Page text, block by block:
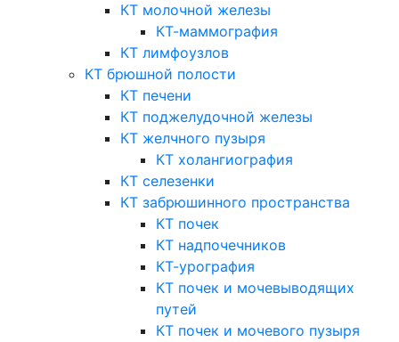
КТ молочной железы
КТ-маммография
КТ лимфоузлов
КТ брюшной полости
КТ печени
КТ поджелудочной железы
КТ желчного пузыря
КТ холангиография
КТ селезенки
КТ забрюшинного пространства
КТ почек
КТ надпочечников
КТ-урография
КТ почек и мочевыводящих
путей
КТ почек и мочевого пузыря